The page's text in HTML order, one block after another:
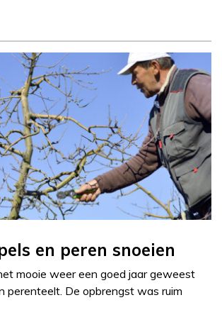
en peren snoeien
mooie weer een goed jaar geweest
perenteelt. De opbrengst was ruim